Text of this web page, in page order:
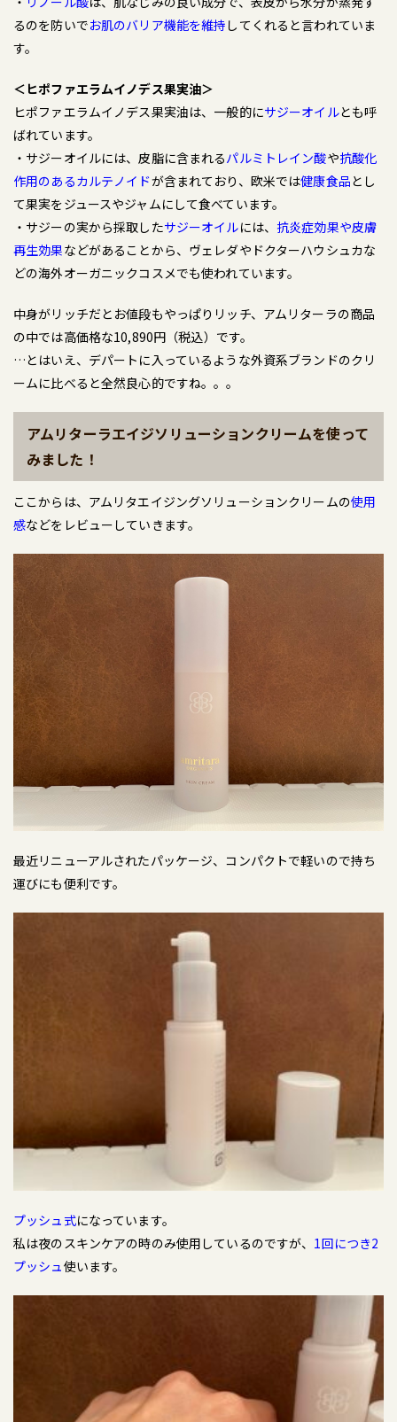
るのを防いでお肌のバリア機能を維持 してくれると言われていま
す。
＜ヒポファエラムイノデス果実油＞
ヒポファエラムイノデス果実油は、一般的にサジーオイルとも呼
ばれています。
・サジーオイルには、皮脂に含まれるパルミトレイン酸や抗酸化
作用のあるカルテノイドが含まれており、欧米では健康食品とし
て果実をジュースやジャムにして食べています。
・サジーの実から採取したサジーオイルには、 抗炎症効果や皮膚
再生効果などがあることから、ヴェレダやドクターハウシュカな
どの海外オーガニックコスメでも使われています。
中身がリッチだとお値段もやっぱりリッチ、アムリターラの商品
の中では高価格な10,890円（税込）です。
…とはいえ、デパートに入っているような外資系ブランドのクリ
ームに比べると全然良心的ですね。。。
アムリターラエイジソリューションクリームを使って
みました！
ここからは、アムリタエイジングソリューションクリームの使用
感などをレビューしていきます。
最近リニューアルされたパッケージ、コンパクトで軽いので持ち
運びにも便利です。
プッシュ式になっています。
私は夜のスキンケアの時のみ使用しているのですが、 1回につき2
プッシュ使います。